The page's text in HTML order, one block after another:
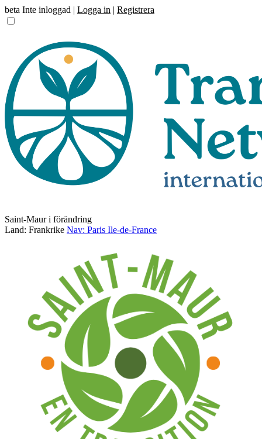
beta Inte inloggad | Logga in | Registrera
Saint-Maur i förändring
Land: Frankrike Nav: Paris Ile-de-France